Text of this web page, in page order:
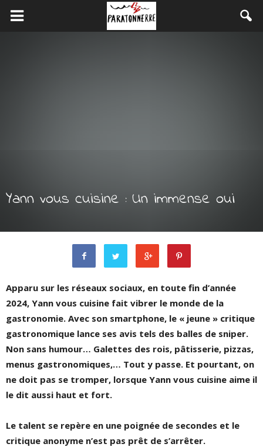
Yann vous cuisine : Un immense oui
Apparu sur les réseaux sociaux, en toute fin d’année
2024, Yann vous cuisine fait vibrer le monde de la
gastronomie. Avec son smartphone, le « jeune » critique
gastronomique lance ses avis tels des balles de sniper.
Non sans humour… Galettes des rois, pâtisserie, pizzas,
menus gastronomiques,… Tout y passe. Et pourtant, on
ne doit pas se tromper, lorsque Yann vous cuisine aime il
le dit aussi haut et fort.
Le talent se repère en une poignée de secondes et le
critique anonyme n’est pas prêt de s’arrêter.